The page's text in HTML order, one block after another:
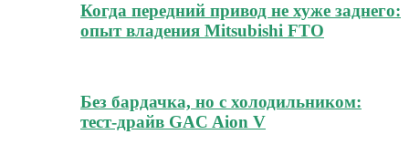
Когда передний привод не хуже заднего:
опыт владения Mitsubishi FTO
Без бардачка, но с холодильником:
тест-драйв GAC Aion V